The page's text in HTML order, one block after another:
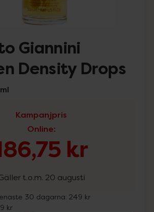
Giannini
Density Drops
Kampanjpris
Online:
kr
t.o.m. 20 augusti
30 dagarna: 249 kr
kr